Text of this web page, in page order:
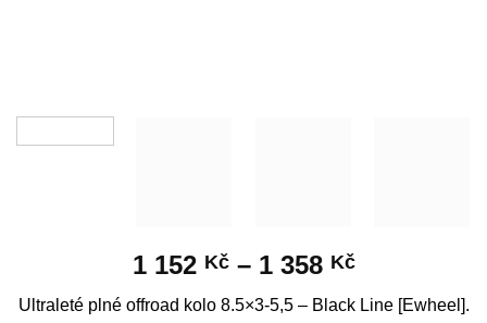
1 152 Kč – 1 358 KčRozpětí
1
Ultraleté plné offroad kolo 8.5×3-5,5 – Black Line [Ewheel].